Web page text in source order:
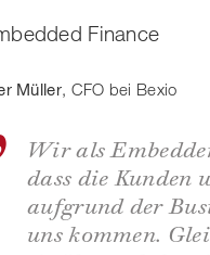
Finance
Müller, CFO bei Bexio
Wir als
dass die
aufgrund der
uns kommen.